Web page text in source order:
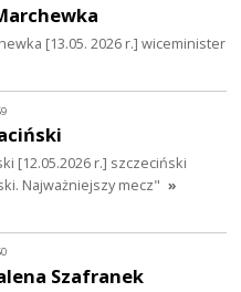
[13.05. 2026 r.] wiceminister
[12.05.2026 r.] szczeciński
Najważniejszy mecz" »
Szafranek